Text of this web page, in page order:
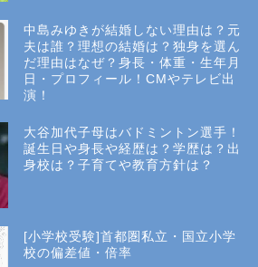
中島みゆきが結婚しない理由は？元
夫は誰？理想の結婚は？独身を選ん
だ理由はなぜ？身長・体重・生年月
日・プロフィール！CMやテレビ出
演！
大谷加代子母はバドミントン選手！
誕生日や身長や経歴は？学歴は？出
身校は？子育てや教育方針は？
[小学校受験]首都圏私立・国立小学
校の偏差値・倍率